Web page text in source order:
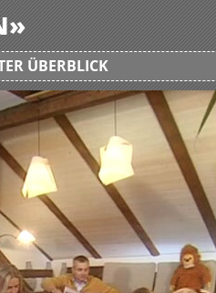
ÜBERBLICK